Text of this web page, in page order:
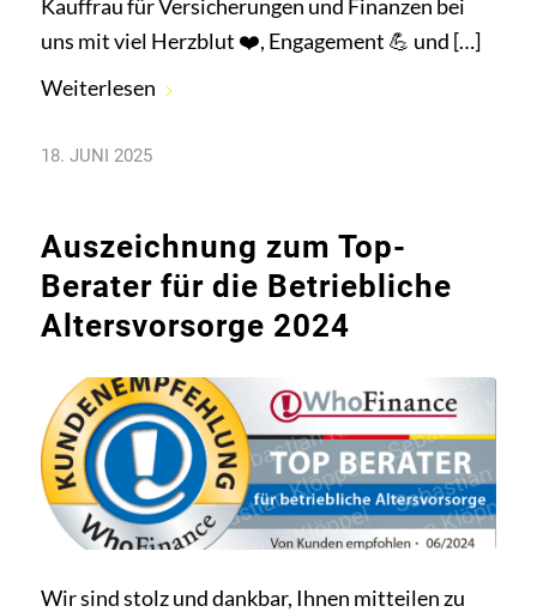
Kauffrau für Versicherungen und Finanzen bei
uns mit viel Herzblut ❤️, Engagement 💪 und […]
Weiterlesen
18. JUNI 2025
Auszeichnung zum Top-
Berater für die Betriebliche
Altersvorsorge 2024
Wir sind stolz und dankbar, Ihnen mitteilen zu